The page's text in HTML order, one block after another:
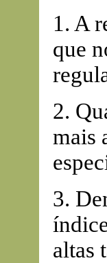
1. A
que
2.
mais
3.
altas